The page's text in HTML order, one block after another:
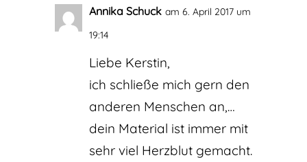
Annika Schuck am 6. April 2017 um
19:14
Liebe Kerstin,
ich schließe mich gern den
anderen Menschen an,…
dein Material ist immer mit
sehr viel Herzblut gemacht.